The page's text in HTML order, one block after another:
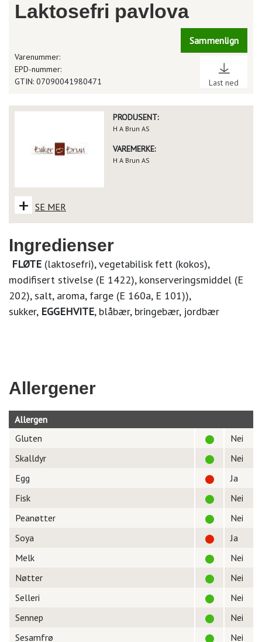
Laktosefri pavlova
Sammenlign
Last ned
Varenummer:
EPD-nummer:
GTIN: 07090041980471
PRODUSENT:
H A Brun AS
VAREMERKE:
H A Brun AS
+ SE MER
Ingredienser
FLØTE (laktosefri),vegetabilisk fett (kokos),
modifisert stivelse (E 1422), konserveringsmiddel (E
202), salt, aroma, farge (E 160a, E 101)),
sukker, EGGEHVITE, blåbær, bringebær, jordbær
Allergener
Allergen
Gluten
Nei
Skalldyr
Nei
Egg
Ja
Fisk
Nei
Peanøtter
Nei
Soya
Ja
Melk
Nei
Nøtter
Nei
Selleri
Nei
Sennep
Nei
Sesamfrø
Nei